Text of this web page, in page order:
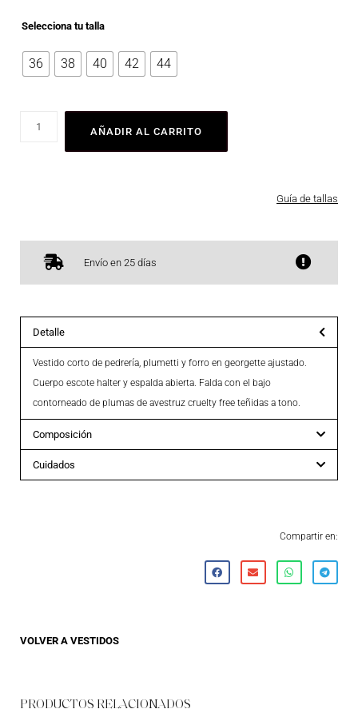
Selecciona tu talla
36 38 40 42 44
AÑADIR AL CARRITO
Guía de tallas
Envío en 25 días
Detalle
Vestido corto de pedrería, plumetti y forro en georgette ajustado.
Cuerpo escote halter y espalda abierta. Falda con el bajo
contorneado de plumas de avestruz cruelty free teñidas a tono.
Composición
Cuidados
Compartir en:
VOLVER A VESTIDOS
PRODUCTOS RELACIONADOS